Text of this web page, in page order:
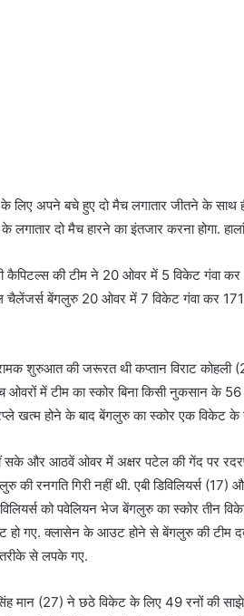
अपने बचे हुए दो मैच लगातार जीतने के साथ
लगातार दो मैच हारने का इंतजार करना होगा.
कैपिटल्स की टीम ने 20 ओवर में 5 विकेट गंवा
चैलेंजर्स बेंगलुरु 20 ओवर में 7 विकेट गंवा कर
शुरुआत की जरूरत थी कप्तान विराट कोहली
में टीम का स्कोर बिना किसी नुकसान के
खत्म होने के बाद बेंगलुरु का स्कोर एक विकेट
सके और आठवें ओवर में अक्षर पटेल की गेंद पर
की रनगति गिरी नहीं थी. एबी डिविलियर्स
को पवेलियन भेज बेंगलुरु का स्कोर तीन
गए. क्लासेन के आउट होने से बेंगलुरु की टीम
तरीके से लपके गए.
मान (27) ने छठे विकेट के लिए 49 रनों की